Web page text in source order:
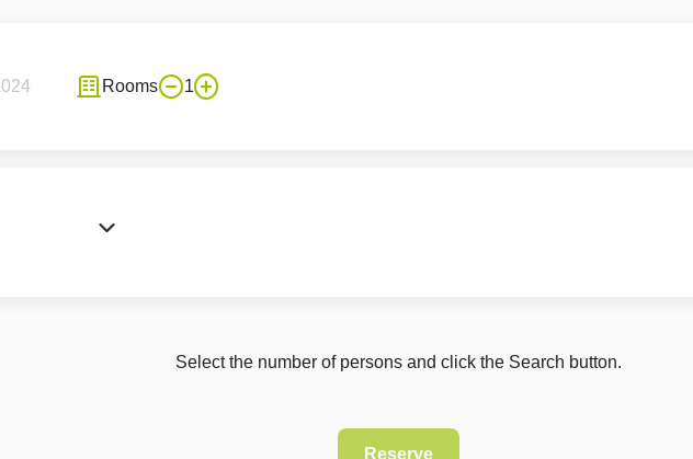
Rooms 1
Select the number of persons and click the Search button.